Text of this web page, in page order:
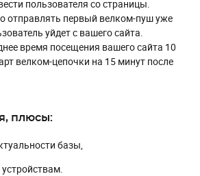
пользователя со страницы.
отправлять первый велком-пуш уже
уйдет с вашего сайта.
время посещения вашего сайта 10
велком-цепочки на 15 минут после
плюсы:
базы,